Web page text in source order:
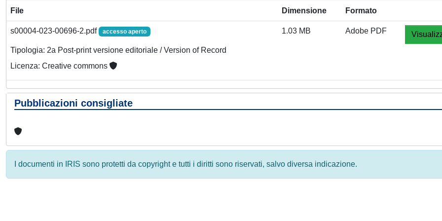
File Dimensione Formato
s00004-023-00696-2.pdf accesso aperto
Tipologia: 2a Post-print versione editoriale / Version of Record
Licenza: Creative commons
1.03 MB Adobe PDF
Pubblicazioni consigliate
I documenti in IRIS sono protetti da copyright e tutti i diritti sono riservati, salvo diversa indicazione.